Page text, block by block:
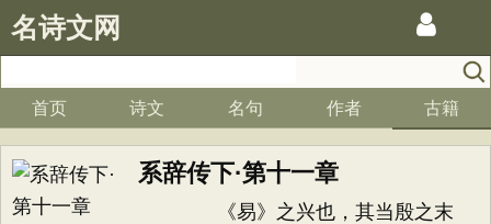
名诗文网
首页 诗文 名句 作者 古籍
系辞传下·第十一章
《易》之兴也，其当殷之末